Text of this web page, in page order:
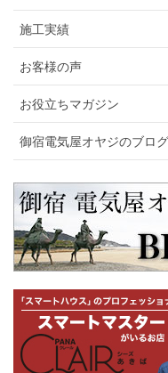
施工実績
お客様の声
お役立ちマガジン
御宿電気屋オヤジのブログ